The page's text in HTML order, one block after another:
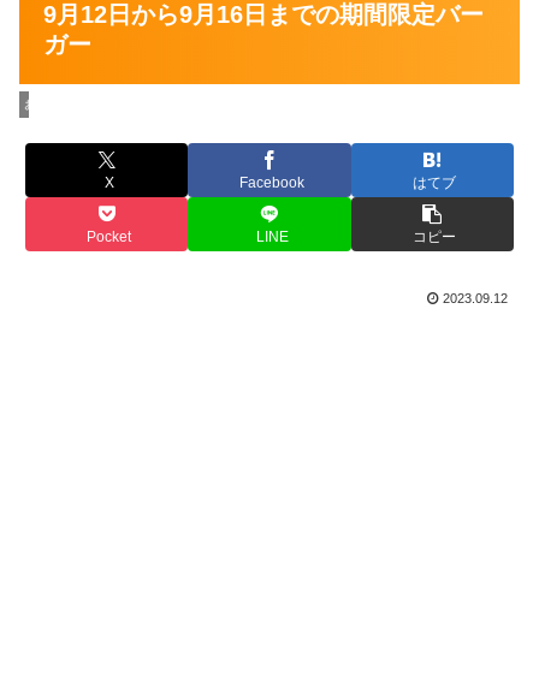
9月12日から9月16日までの期間限定バー
ガー
お店の情報
X Facebook はてブ
Pocket LINE コピー
2023.09.12